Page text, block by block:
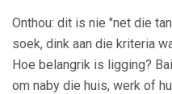
Onthou: dit is nie "net die
soek, dink aan die kriteria
Hoe belangrik is ligging?
om naby die huis, werk of